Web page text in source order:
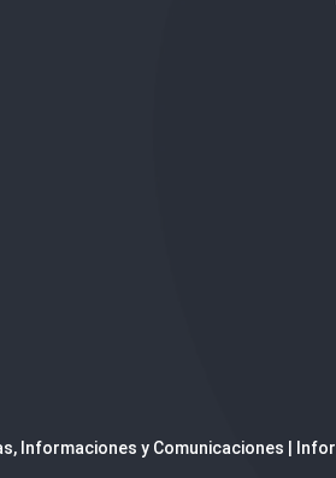
Informaciones y Comunicaciones